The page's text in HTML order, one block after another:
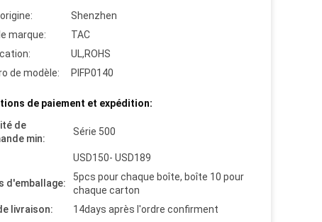
Shenzhen
marque:
TAC
UL,ROHS
de modèle:
PIFP0140
de paiement et expédition:
de
min:
Série 500
USD150- USD189
d'emballage:
5pcs pour chaque boîte, boîte 10 pour
chaque carton
livraison:
14days après l'ordre confirment